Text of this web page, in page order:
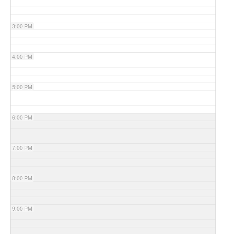
3:00 PM
4:00 PM
5:00 PM
6:00 PM
7:00 PM
8:00 PM
9:00 PM